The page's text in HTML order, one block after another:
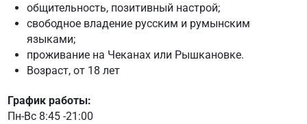
общительность, позитивный настрой;
свободное владение русским и румынским
языками;
проживание на Чеканах или Рышкановке.
Возраст, от 18 лет
График работы:
Пн-Вс 8:45 -21:00